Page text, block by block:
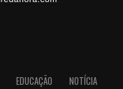
EDUCAÇÃO
NOTÍCIA